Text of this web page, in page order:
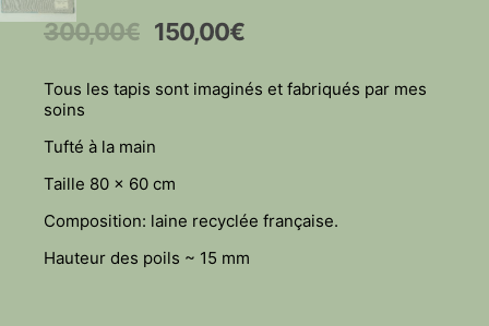
300,00€ Original
300,00€.
150,00€Current
150,00€.
Tous les tapis sont imaginés et fabriqués par mes
soins
Tufté à la main
Taille 80 x 60 cm
Composition: laine recyclée française.
Hauteur des poils ~ 15 mm